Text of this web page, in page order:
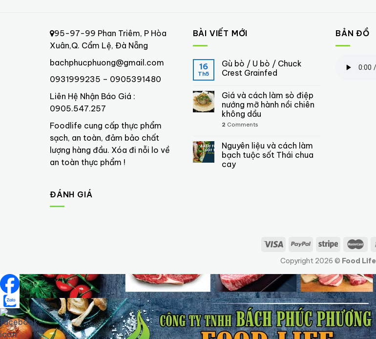
95-97-99 Phan Triêm, P Hòa
Xuân,Q. Cẩm Lệ, Đà Nẵng
bachphucphuong@gmail.com
0931999235 – 0905391480
Liên Hệ Nhận Báo Giá :
0905.547.257
Foodlife cung cấp thực phẩm
sạch, an toàn, đảm bảo chất
lượng hàng đầu. Xóa đi nỗi lo về
an toàn thực phẩm !
BÀI VIẾT MỚI
16
Th5
Gù bò / U bò / Chuck
Crest Grainfed
Giá và cách làm sò điệp
nướng mỡ hành nồi chiên
không dầu
2 Comments
Nguyên liệu và cách làm
bạch tuộc sốt Thái chua
cay
BẢN ĐỒ
ĐÁNH GIÁ
Copyright 2026 © Food Life